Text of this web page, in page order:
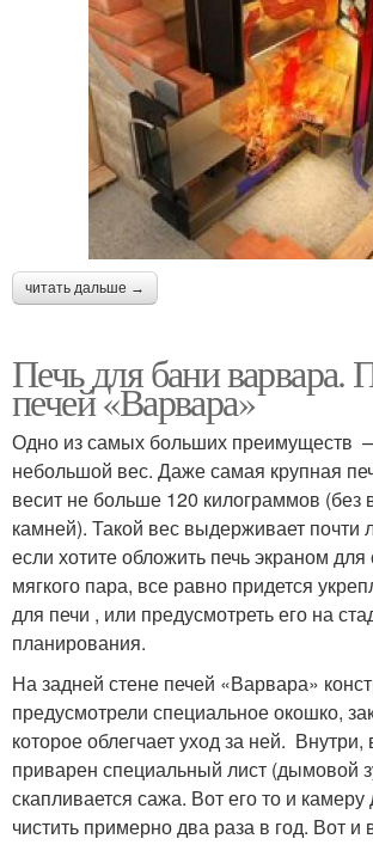
читать дальше →
Печь для бани
печей «Варвара»
Одно из самых больших преимуществ
небольшой вес. Даже самая крупная
весит не больше 120 килограммов (без
камней). Такой вес выдерживает почти
если хотите обложить печь экраном
мягкого пара, все равно придется
для печи , или предусмотреть его на
планирования.
На задней стене печей «Варвара»
предусмотрели специальное окошко,
которое облегчает уход за ней. Внутри,
приварен специальный лист (дымовой
скапливается сажа. Вот его то и
чистить примерно два раза в год. Вот и